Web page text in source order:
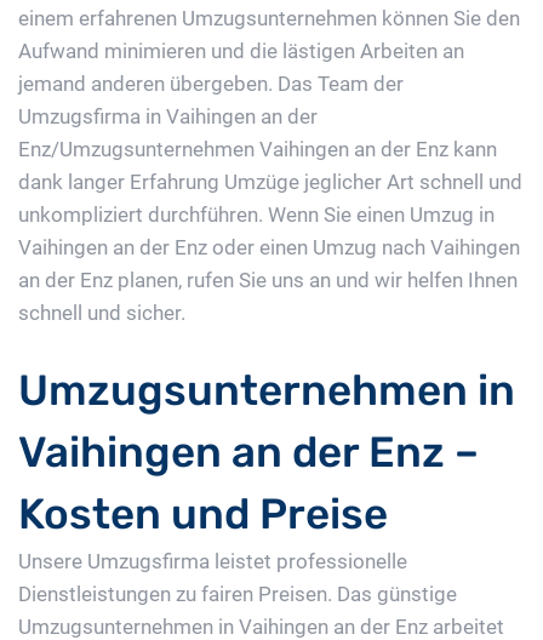
einem erfahrenen Umzugsunternehmen können Sie den
Aufwand minimieren und die lästigen Arbeiten an
jemand anderen übergeben. Das Team der
Umzugsfirma in Vaihingen an der
Enz/Umzugsunternehmen Vaihingen an der Enz kann
dank langer Erfahrung Umzüge jeglicher Art schnell und
unkompliziert durchführen. Wenn Sie einen Umzug in
Vaihingen an der Enz oder einen Umzug nach Vaihingen
an der Enz planen, rufen Sie uns an und wir helfen Ihnen
schnell und sicher.
Umzugsunternehmen in
Vaihingen an der Enz –
Kosten und Preise
Unsere Umzugsfirma leistet professionelle
Dienstleistungen zu fairen Preisen. Das günstige
Umzugsunternehmen in Vaihingen an der Enz arbeitet